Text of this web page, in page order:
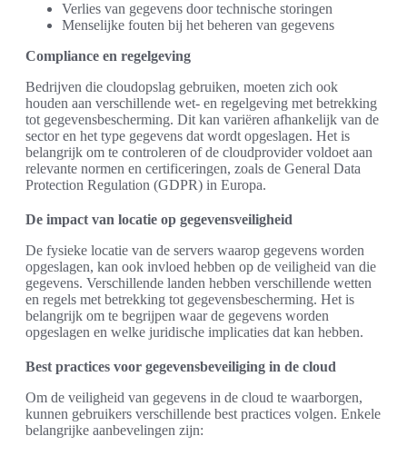
Verlies van gegevens door technische storingen
Menselijke fouten bij het beheren van gegevens
Compliance en regelgeving
Bedrijven die cloudopslag gebruiken, moeten zich ook
houden aan verschillende wet- en regelgeving met betrekking
tot gegevensbescherming. Dit kan variëren afhankelijk van de
sector en het type gegevens dat wordt opgeslagen. Het is
belangrijk om te controleren of de cloudprovider voldoet aan
relevante normen en certificeringen, zoals de General Data
Protection Regulation (GDPR) in Europa.
De impact van locatie op gegevensveiligheid
De fysieke locatie van de servers waarop gegevens worden
opgeslagen, kan ook invloed hebben op de veiligheid van die
gegevens. Verschillende landen hebben verschillende wetten
en regels met betrekking tot gegevensbescherming. Het is
belangrijk om te begrijpen waar de gegevens worden
opgeslagen en welke juridische implicaties dat kan hebben.
Best practices voor gegevensbeveiliging in de cloud
Om de veiligheid van gegevens in de cloud te waarborgen,
kunnen gebruikers verschillende best practices volgen. Enkele
belangrijke aanbevelingen zijn: